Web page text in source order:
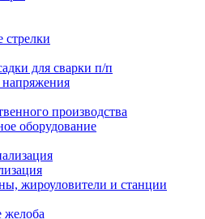
стрелки
для сварки п/п
производства
оборудование
жироуловители и станции
желоба